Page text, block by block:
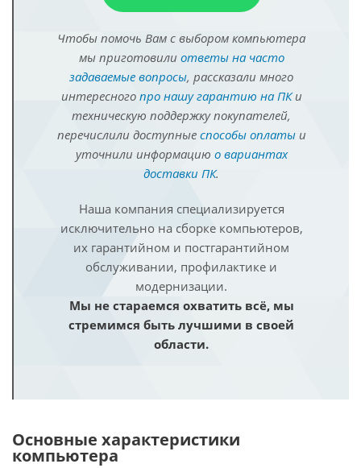
Чтобы помочь Вам с выбором компьютера
мы приготовили ответы на часто
задаваемые вопросы, рассказали много
интересного про нашу гарантию на ПКи
техническую поддержку покупателей,
перечислили доступные способы оплатыи
уточнили информацию о вариантах
доставки ПК.
Наша компания специализируется
исключительно на сборке компьютеров,
их гарантийном и постгарантийном
обслуживании, профилактике и
модернизации.
Мы не стараемся охватить всё, мы
стремимся быть лучшими в своей
области.
Основные характеристики
компьютера